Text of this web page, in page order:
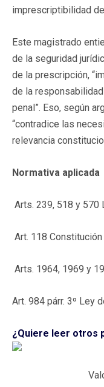
imprescriptibilidad
Este magistrado
de la seguridad
de la prescripción,
de la
penal”. Eso, según
“contradice las
relevancia
Normativa aplicada
Arts. 239, 518 y 570
Art. 118 Constitución
Arts. 1964, 1969 y
Art. 984 párr. 3º Ley
¿Quiere leer otros